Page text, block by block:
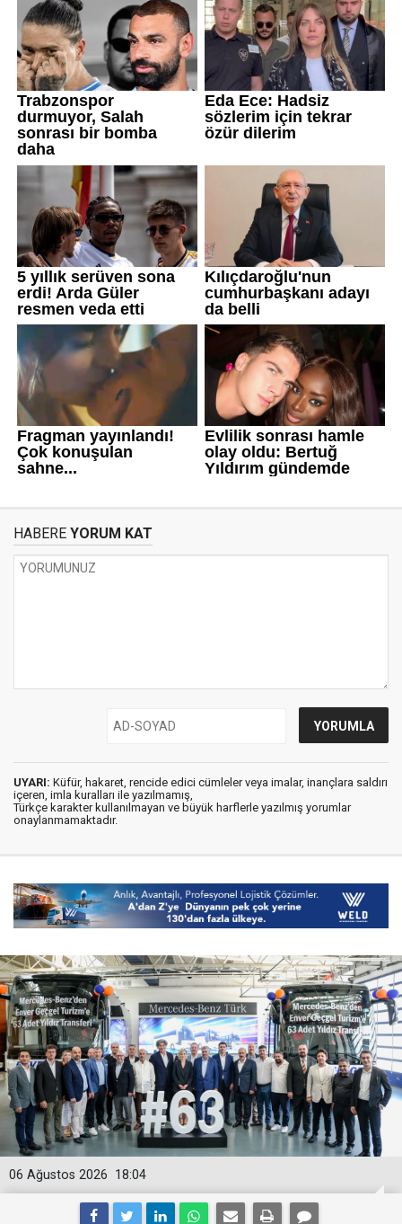
HABERE YORUM KAT
UYARI: Küfür, hakaret, rencide edici cümleler veya imalar, inançlara saldırı
içeren, imla kuralları ile yazılmamış,
Türkçe karakter kullanılmayan ve büyük harflerle yazılmış yorumlar
onaylanmamaktadır.
18:04
06 Ağustos 2026